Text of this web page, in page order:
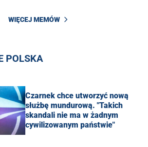
WIĘCEJ MEMÓW
POLSKA
Czarnek chce utworzyć nową
służbę mundurową. "Takich
skandali nie ma w żadnym
cywilizowanym państwie"